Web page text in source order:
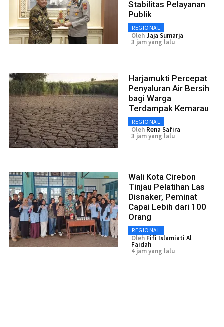
Stabilitas Pelayanan
Publik
REGIONAL
OlehJaja Sumarja
3 jam yang lalu
Harjamukti Percepat
Penyaluran Air Bersih
bagi Warga
Terdampak Kemarau
REGIONAL
Oleh Rena Safira
3 jam yang lalu
Wali Kota Cirebon
Tinjau Pelatihan Las
Disnaker, Peminat
Capai Lebih dari 100
Orang
REGIONAL
Oleh Fifi Islamiati Al
Faidah
4 jam yang lalu